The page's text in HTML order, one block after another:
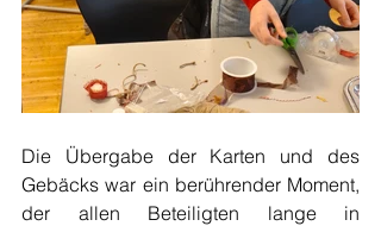
Die Übergabe der Karten und des
Gebäcks war ein berührender Moment,
der allen Beteiligten lange in